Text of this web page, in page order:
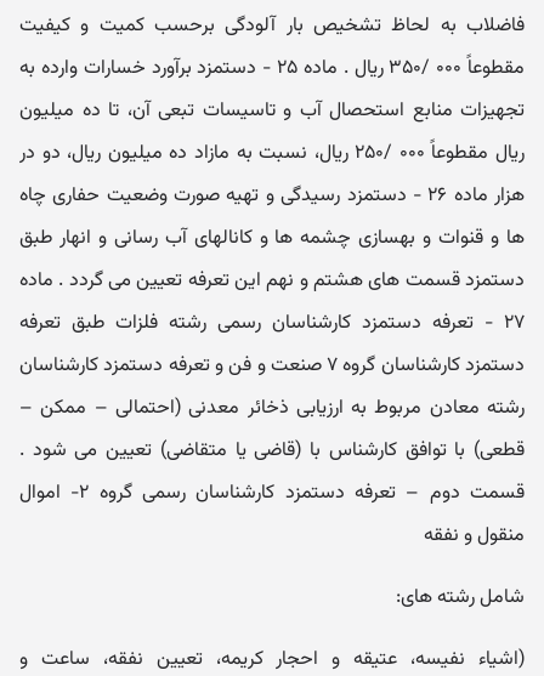
فاضلاب به لحاظ تشخیص بار آلودگی برحسب کمیت و کیفیت
مقطوعاً ۰۰۰ /۳۵۰ ریال . ماده ۲۵ - دستمزد برآورد خسارات وارده به
تجهیزات منابع استحصال آب و تاسیسات تبعی آن، تا ده میلیون
ریال مقطوعاً ۰۰۰ /۲۵۰ ریال، نسبت به مازاد ده میلیون ریال، دو در
هزار ماده ۲۶ - دستمزد رسیدگی و تهیه صورت وضعیت حفاری چاه
ها و قنوات و بهسازی چشمه ها و کانالهای آب رسانی و انهار طبق
دستمزد قسمت های هشتم و نهم این تعرفه تعیین می گردد . ماده
۲۷ - تعرفه دستمزد کارشناسان رسمی رشته فلزات طبق تعرفه
دستمزد کارشناسان گروه ۷ صنعت و فن و تعرفه دستمزد کارشناسان
رشته معادن مربوط به ارزیابی ذخائر معدنی (احتمالی – ممکن –
قطعی) با توافق کارشناس با (قاضی یا متقاضی) تعیین می شود .
قسمت دوم – تعرفه دستمزد کارشناسان رسمی گروه ۲- اموال
منقول و نفقه
شامل رشته های:
(اشیاء نفیسه، عتیقه و احجار کریمه، تعیین نفقه، ساعت و